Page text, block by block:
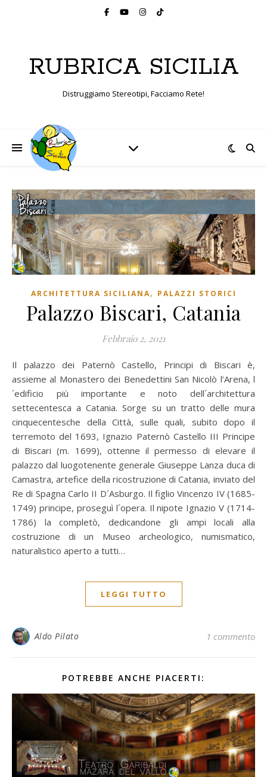
RUBRICA SICILIA
Distruggiamo Stereotipi, Facciamo Rete!
ARCHITETTURA SICILIANA, PALAZZI STORICI
Palazzo Biscari, Catania
Febbraio 2, 2021
Il palazzo dei Paternò Castello, Principi di Biscari è,
assieme al Monastero dei Benedettini San Nicolò l’Arena, l
´edificio più importante e noto dell´architettura
settecentesca a Catania. Sorge su un tratto delle mura
cinquecentesche della Città, sulle quali, subito dopo il
terremoto del 1693, Ignazio Paternò Castello III Principe
di Biscari (m. 1699), ottenne il permesso di elevare il
palazzo dal luogotenente generale Giuseppe Lanza duca di
Camastra, artefice della ricostruzione di Catania, inviato del
Re di Spagna Carlo II D´Asburgo. Il figlio Vincenzo IV (1685-
1749) principe, proseguì l´opera. Il nipote Ignazio V (1714-
1786) la completò, dedicandone gli ampi locali alla
costruzione di un Museo archeologico, numismatico,
naturalistico aperto a tutti…
LEGGI TUTTO
Aldo Pilato 1 commento
POTREBBE ANCHE PIACERTI: